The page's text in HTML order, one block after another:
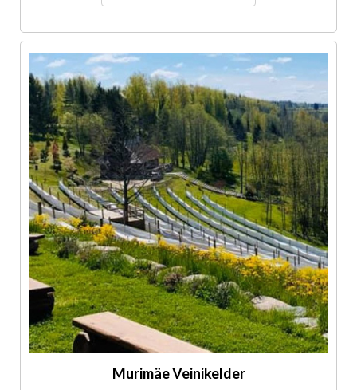
Murimäe Veinikelder